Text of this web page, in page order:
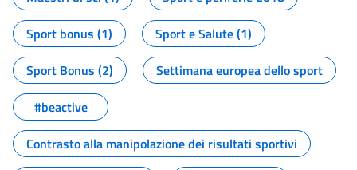
Sport bonus (1)
Sport e Salute (1)
Sport Bonus (2)
Settimana europea dello sport
#beactive
Contrasto alla manipolazione dei risultati sportivi